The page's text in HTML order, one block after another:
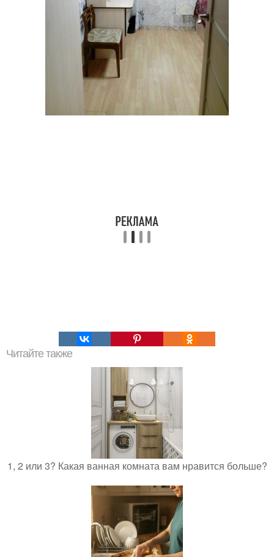
Читайте также
1, 2 или 3? Какая ванная комната вам нравится больше?